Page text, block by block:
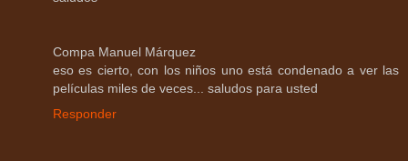
Compa Manuel Márquez
eso es cierto, con los niños uno está condenado a ver las
películas miles de veces... saludos para usted
Responder